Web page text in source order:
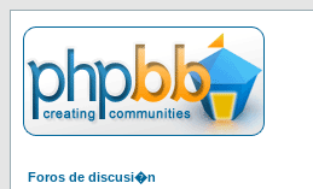
Foros de discusi�n